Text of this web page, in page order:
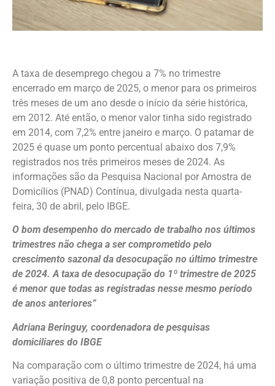
A taxa de desemprego chegou a 7% no trimestre
encerrado em março de 2025, o menor para os primeiros
três meses de um ano desde o início da série histórica,
em 2012. Até então, o menor valor tinha sido registrado
em 2014, com 7,2% entre janeiro e março. O patamar de
2025 é quase um ponto percentual abaixo dos 7,9%
registrados nos três primeiros meses de 2024. As
informações são da Pesquisa Nacional por Amostra de
Domicílios (PNAD) Contínua, divulgada nesta quarta-
feira, 30 de abril, pelo IBGE.
O bom desempenho do mercado de trabalho nos últimos
trimestres não chega a ser comprometido pelo
crescimento sazonal da desocupação no último trimestre
de 2024. A taxa de desocupação do 1º trimestre de 2025
é menor que todas as registradas nesse mesmo período
de anos anteriores”
Adriana Beringuy, coordenadora de pesquisas
domiciliares do IBGE
Na comparação com o último trimestre de 2024, há uma
variação positiva de 0,8 ponto percentual na